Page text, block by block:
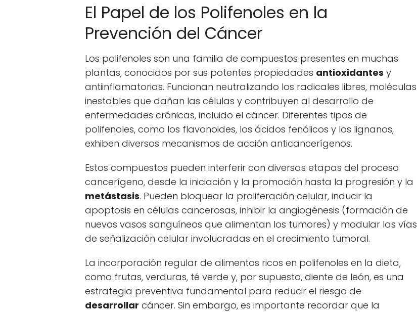
El Papel de los Polifenoles en la
Prevención del Cáncer
Los polifenoles son una familia de compuestos presentes en muchas
plantas, conocidos por sus potentes propiedades antioxidantes y
antiinflamatorias. Funcionan neutralizando los radicales libres, moléculas
inestables que dañan las células y contribuyen al desarrollo de
enfermedades crónicas, incluido el cáncer. Diferentes tipos de
polifenoles, como los flavonoides, los ácidos fenólicos y los lignanos,
exhiben diversos mecanismos de acción anticancerígenos.
Estos compuestos pueden interferir con diversas etapas del proceso
cancerígeno, desde la iniciación y la promoción hasta la progresión y la
metástasis. Pueden bloquear la proliferación celular, inducir la
apoptosis en células cancerosas, inhibir la angiogénesis (formación de
nuevos vasos sanguíneos que alimentan los tumores) y modular las vías
de señalización celular involucradas en el crecimiento tumoral.
La incorporación regular de alimentos ricos en polifenoles en la dieta,
como frutas, verduras, té verde y, por supuesto, diente de león, es una
estrategia preventiva fundamental para reducir el riesgo de
desarrollar cáncer. Sin embargo, es importante recordar que la